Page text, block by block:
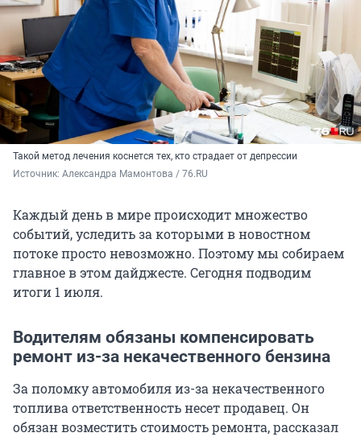
Такой метод лечения коснется тех, кто страдает от депрессии
Источник: Александра Мамонтова / 76.RU
Каждый день в мире происходит множество
событий, уследить за которыми в новостном
потоке просто невозможно. Поэтому мы собираем
главное в этом дайджесте. Сегодня подводим
итоги 1 июля.
Водителям обязаны компенсировать
ремонт из-за некачественного бензина
За поломку автомобиля из-за некачественного
топлива ответственность несет продавец. Он
обязан возместить стоимость ремонта, рассказал